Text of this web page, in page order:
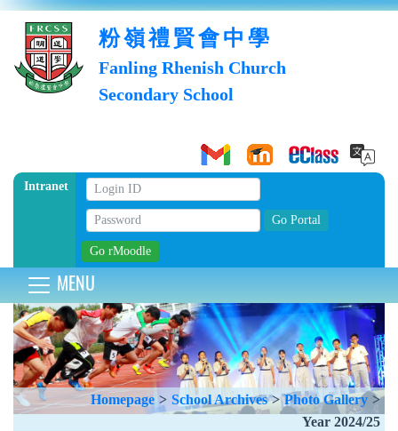
粉嶺禮賢會中學
Fanling Rhenish Church
Secondary School
Intranet
MENU
Homepage > School Archives > Photo Gallery >
Year 2024/25